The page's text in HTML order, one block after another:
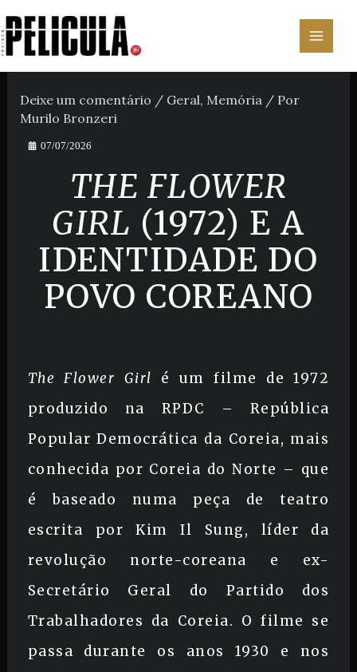
para
o
conteúdo
Deixe um comentário / Geral, Memória/ Por
Murilo Bronzeri
07/07/2026
THE FLOWER
GIRL (1972) E A
IDENTIDADE DO
POVO COREANO
The Flower Girl é um filme de 1972
produzido na RPDC – República
Popular Democrática da Coreia, mais
conhecida por Coreia do Norte – que
é baseado numa peça de teatro
escrita por Kim Il Sung, líder da
revolução norte-coreana e ex-
Secretário Geral do Partido dos
Trabalhadores da Coreia. O filme se
passa durante os anos 1930 e nos